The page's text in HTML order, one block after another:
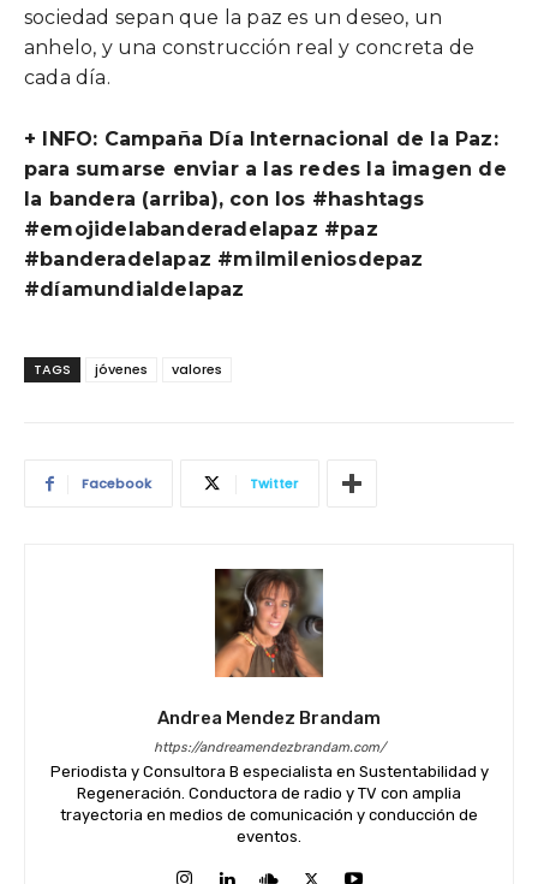
sociedad sepan que la paz es un deseo, un
anhelo, y una construcción real y concreta de
cada día.
+ INFO: Campaña Día Internacional de la Paz:
para sumarse enviar a las redes la imagen de
la bandera (arriba), con los #hashtags
#emojidelabanderadelapaz #paz
#banderadelapaz #milmileniosdepaz
#díamundialdelapaz
TAGS jóvenes valores
Facebook Twitter
Andrea Mendez Brandam
https://andreamendezbrandam.com/
Periodista y Consultora B especialista en Sustentabilidad y
Regeneración. Conductora de radio y TV con amplia
trayectoria en medios de comunicación y conducción de
eventos.